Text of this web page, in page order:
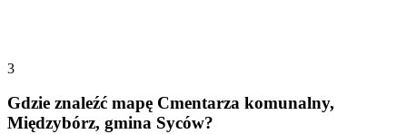
3
Gdzie znaleźć mapę Cmentarza komunalny,
Międzybórz, gmina Syców?